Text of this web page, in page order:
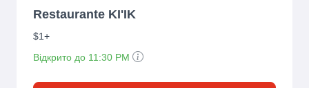
Restaurante KI'IK
$1+
Відкрито до 11:30 PM